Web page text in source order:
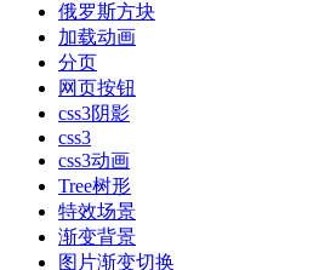
俄罗斯方块
加载动画
分页
网页按钮
css3阴影
css3
css3动画
Tree树形
特效场景
渐变背景
图片渐变切换